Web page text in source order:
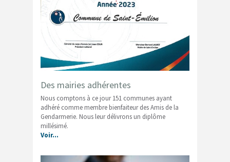
Des mairies adhérentes
Nous comptons à ce jour 151 communes ayant
adhéré comme membre bienfaiteur des Amis de la
Gendarmerie. Nous leur délivrons un diplôme
millésimé.
Voir…